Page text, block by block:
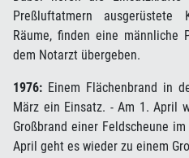
Preßluftatmern ausgerüstete
Räume, finden eine männliche
dem Notarzt übergeben.
1976: Einem Flächenbrand in
März ein Einsatz. - Am 1. April
Großbrand einer Feldscheune
April geht es wieder zu einem